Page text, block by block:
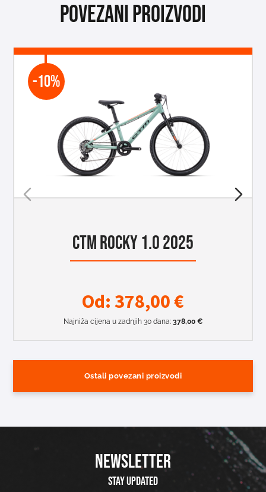
Povezani proizvodi
-10%
CTM ROCKY 1.0 2025
Od:378,00€
Najniža cijena u zadnjih 30 dana: 378,00 €
Ostali povezani proizvodi
NEWSLETTER
Stay updated